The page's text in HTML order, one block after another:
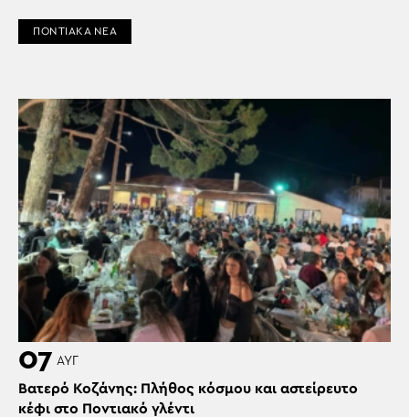
ΠΟΝΤΙΑΚΑ ΝΕΑ
07 ΑΥΓ
Βατερό Κοζάνης: Πλήθος κόσμου και αστείρευτο
κέφι στο Ποντιακό γλέντι